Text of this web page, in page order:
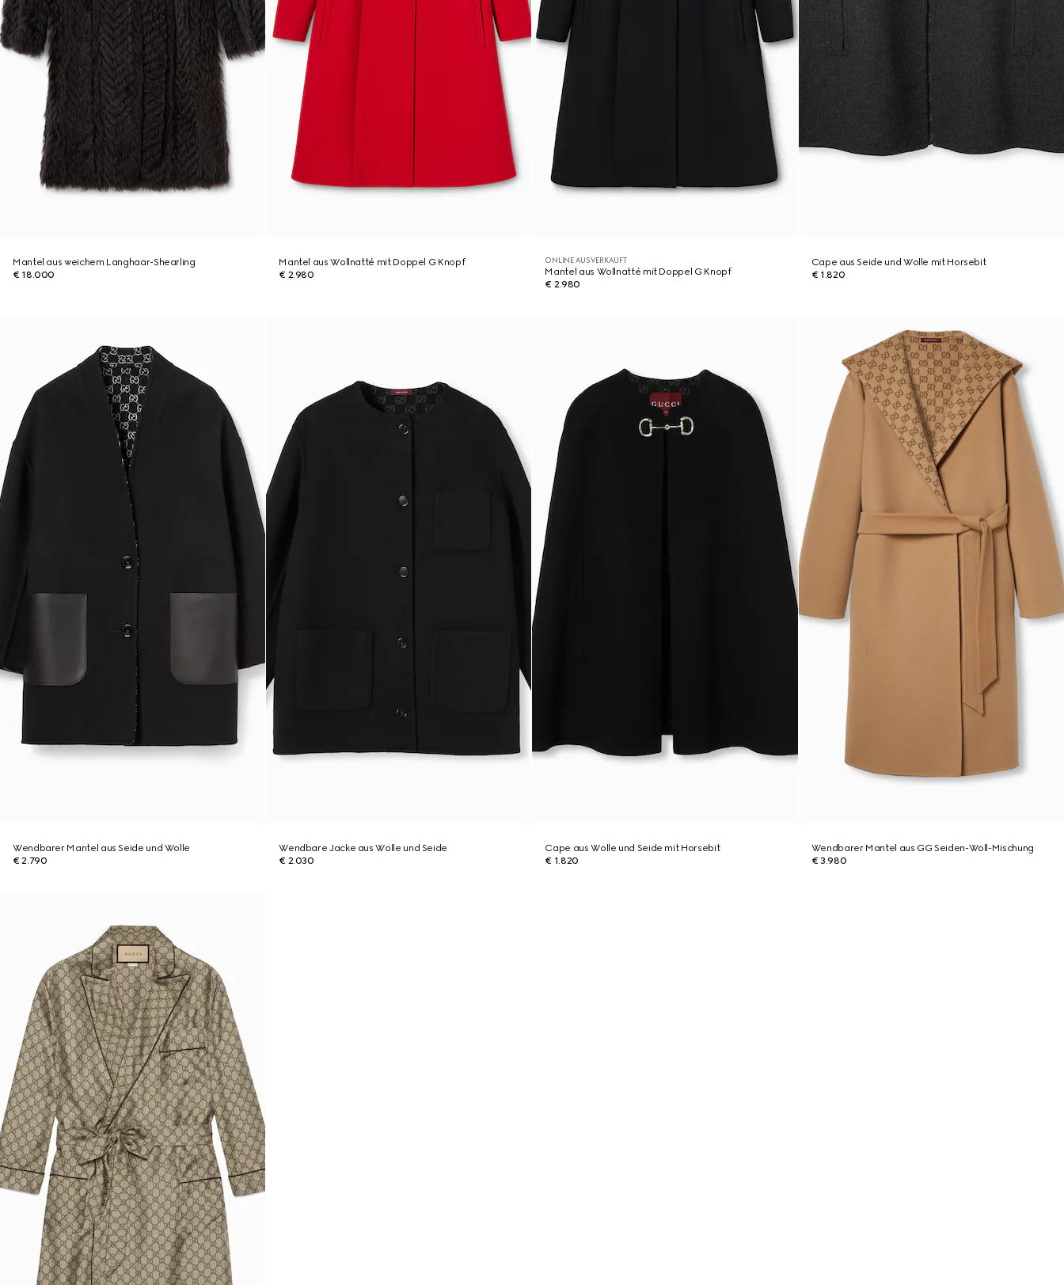
Mantel aus weichem Langhaar-Shearling
€ 18.000
Mantel aus Wollnatté mit Doppel G Knopf
€ 2.980
ONLINE AUSVERKAUFT
Mantel aus Wollnatté mit Doppel G Knopf
€ 2.980
Cape aus Seide und Wolle mit Horsebit
€ 1.820
Wendbarer Mantel aus Seide und Wolle
€ 2.790
Wendbare Jacke aus Wolle und Seide
€ 2.030
Cape aus Wolle und Seide mit Horsebit
€ 1.820
Wendbarer Mantel aus GG Seiden-Woll-Mischung
€ 3.980